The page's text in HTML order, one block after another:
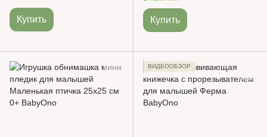
Купить Купить
ВИДЕООБЗОР